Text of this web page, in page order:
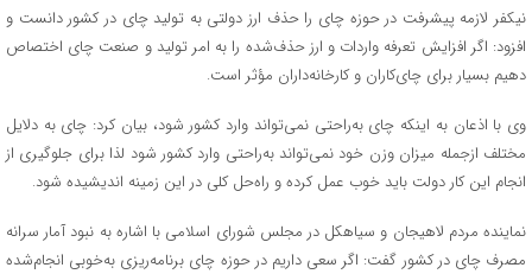
نیکفر لازمه پیشرفت در حوزه چای را حذف ارز دولتی به تولید چای در کشور دانست و
افزود: اگر افزایش تعرفه واردات و ارز حذف‌شده را به امر تولید و صنعت چای اختصاص
دهیم بسیار برای چای‌کاران و کارخانه‌داران مؤثر است.
وی با اذعان به اینکه چای به‌راحتی نمی‌تواند وارد کشور شود، بیان کرد: چای به دلایل
مختلف ازجمله میزان وزن خود نمی‌تواند به‌راحتی وارد کشور شود لذا برای جلوگیری از
انجام این کار دولت باید خوب عمل کرده و راه‌حل کلی در این زمینه اندیشیده شود.
نماینده مردم لاهیجان و سیاهکل در مجلس شورای اسلامی با اشاره به نبود آمار سرانه
مصرف چای در کشور گفت: اگر سعی داریم در حوزه چای برنامه‌ریزی به‌خوبی انجام‌شده